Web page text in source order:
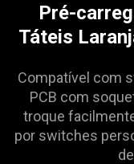
Pré-
Táteis
Compatível com
PCB com
troque
por switches